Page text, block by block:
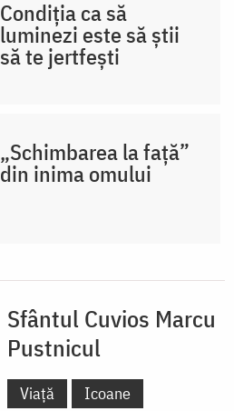
Condiția ca să
luminezi este să știi
să te jertfești
„Schimbarea la față”
din inima omului
Sfântul Cuvios Marcu
Pustnicul
Viață Icoane